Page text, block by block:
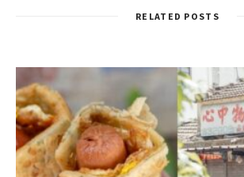
RELATED POSTS